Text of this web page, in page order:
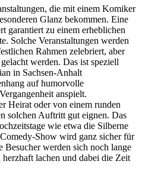
die mit einem Komiker
Glanz bekommen. Eine
garantiert zu einem erheblichen
Solche Veranstaltungen werden
Rahmen zelebriert, aber
werden. Das ist speziell
in Sachsen-Anhalt
auf humorvolle
anspielt.
Heirat oder von einem runden
solchen Auftritt gut eignen. Das
wie etwa die Silberne
Show wird ganz sicher für
Besucher werden sich noch lange
lachen und dabei die Zeit